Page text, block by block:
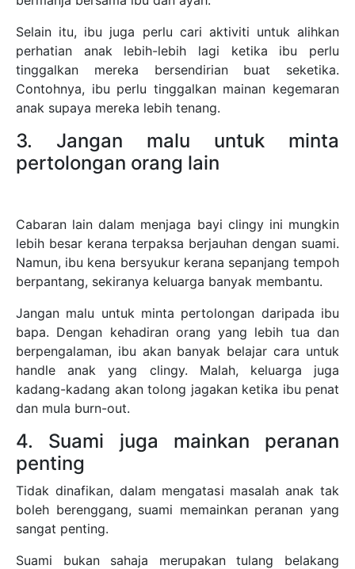
Selain itu, ibu juga perlu cari aktiviti untuk alihkan
perhatian anak lebih-lebih lagi ketika ibu perlu
tinggalkan mereka bersendirian buat seketika.
Contohnya, ibu perlu tinggalkan mainan kegemaran
anak supaya mereka lebih tenang.
3. Jangan malu untuk minta
pertolongan orang lain
Cabaran lain dalam menjaga bayi clingy ini mungkin
lebih besar kerana terpaksa berjauhan dengan suami.
Namun, ibu kena bersyukur kerana sepanjang tempoh
berpantang, sekiranya keluarga banyak membantu.
Jangan malu untuk minta pertolongan daripada ibu
bapa. Dengan kehadiran orang yang lebih tua dan
berpengalaman, ibu akan banyak belajar cara untuk
handle anak yang clingy. Malah, keluarga juga
kadang-kadang akan tolong jagakan ketika ibu penat
dan mula burn-out.
4. Suami juga mainkan peranan
penting
Tidak dinafikan, dalam mengatasi masalah anak tak
boleh berenggang, suami memainkan peranan yang
sangat penting.
Suami bukan sahaja merupakan tulang belakang